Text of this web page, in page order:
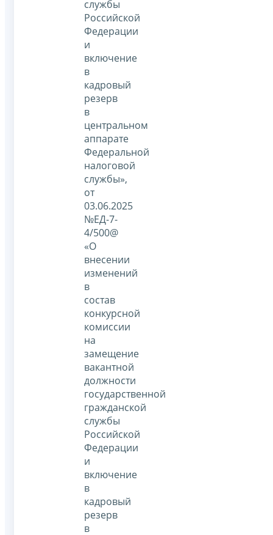
службы
Российской
Федерации
и
включение
в
кадровый
резерв
в
центральном
аппарате
Федеральной
налоговой
службы»,
от
03.06.2025
№ЕД-7-
4/500@
«О
внесении
изменений
в
состав
конкурсной
комиссии
на
замещение
вакантной
должности
государственной
гражданской
службы
Российской
Федерации
и
включение
в
кадровый
резерв
в